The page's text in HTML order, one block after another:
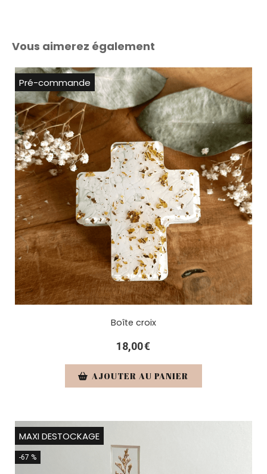
Vous aimerez également
Boîte croix
18,00€
AJOUTER AU PANIER
Pré-commande
-67 %
MAXI DESTOCKAGE